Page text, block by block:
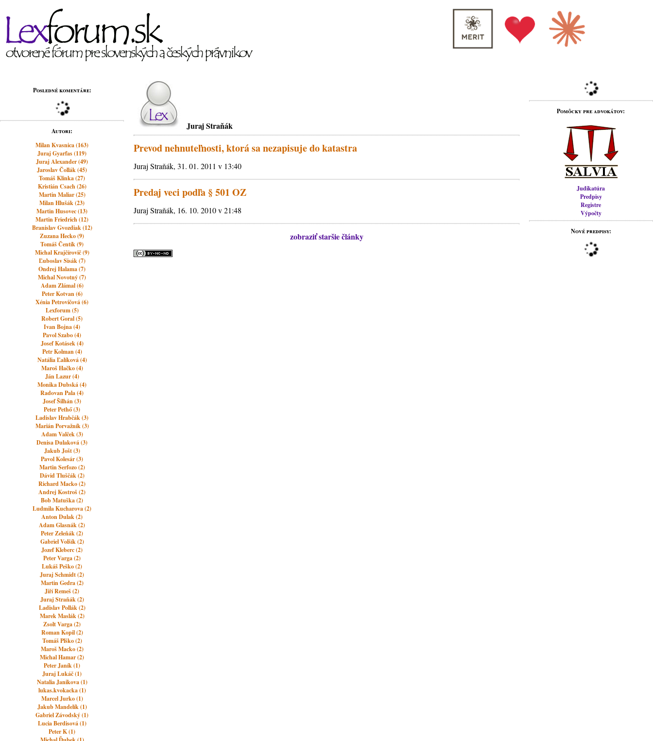
Posledné komentáre:
Autori:
Milan Kvasnica (163)
Juraj Gyarfas (119)
Juraj Alexander (49)
Jaroslav Čollák (45)
Tomáš Klinka (27)
Kristián Csach (26)
Martin Maliar (25)
Milan Hlušák (23)
Martin Husovec (13)
Martin Friedrich (12)
Branislav Gvozdiak (12)
Zuzana Hecko (9)
Tomáš Čentík (9)
Michal Krajčírovič (9)
Ľuboslav Sisák (7)
Ondrej Halama (7)
Michal Novotný (7)
Adam Zlámal (6)
Peter Kotvan (6)
Xénia Petrovičová (6)
Lexforum (5)
Robert Goral (5)
Ivan Bojna (4)
Pavol Szabo (4)
Josef Kotásek (4)
Petr Kolman (4)
Natália Ľalíková (4)
Maroš Hačko (4)
Ján Lazur (4)
Monika Dubská (4)
Radovan Pala (4)
Josef Šilhán (3)
Peter Pethő (3)
Ladislav Hrabčák (3)
Marián Porvažník (3)
Adam Valček (3)
Denisa Dulaková (3)
Jakub Jošt (3)
Pavol Kolesár (3)
Martin Serfozo (2)
Dávid Tluščák (2)
Richard Macko (2)
Andrej Kostroš (2)
Bob Matuška (2)
Ludmila Kucharova (2)
Anton Dulak (2)
Adam Glasnák (2)
Peter Zeleňák (2)
Gabriel Volšík (2)
Jozef Kleberc (2)
Peter Varga (2)
Lukáš Peško (2)
Juraj Schmidt (2)
Martin Gedra (2)
Jiří Remeš (2)
Juraj Straňák (2)
Ladislav Pollák (2)
Marek Maslák (2)
Zsolt Varga (2)
Roman Kopil (2)
Tomáš Plško (2)
Maroš Macko (2)
Michal Hamar (2)
Peter Janík (1)
Juraj Lukáč (1)
Natalia Janikova (1)
lukas.kvokacka (1)
Marcel Jurko (1)
Jakub Mandelík (1)
Gabriel Závodský (1)
Lucia Berdisová (1)
Peter K (1)
Pomôcky pre advokátov:
Judikatúra
Predpisy
Registre
Výpočty
Nové predpisy:
Juraj Straňák
Prevod nehnuteľnosti, ktorá sa nezapisuje do katastra
Juraj Straňák, 31. 01. 2011 v 13:40
Predaj veci podľa § 501 OZ
Juraj Straňák, 16. 10. 2010 v 21:48
zobraziť staršie články